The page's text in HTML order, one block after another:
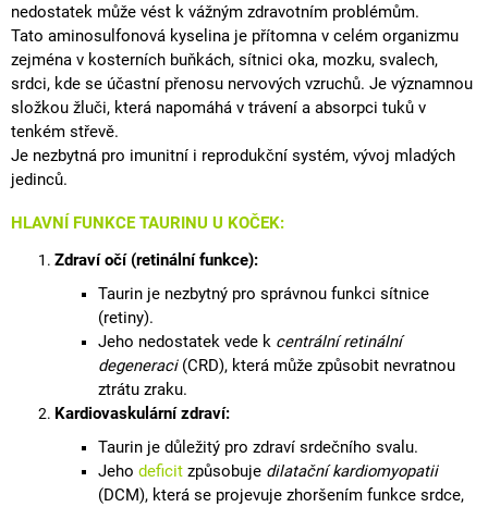
nedostatek může vést k vážným zdravotním problémům.
Tato aminosulfonová kyselina je přítomna v celém organizmu
zejména v kosterních buňkách, sítnici oka, mozku, svalech,
srdci, kde se účastní přenosu nervových vzruchů. Je významnou
složkou žluči, která napomáhá v trávení a absorpci tuků v
tenkém střevě.
Je nezbytná pro imunitní i reprodukční systém, vývoj mladých
jedinců.
HLAVNÍ FUNKCE TAURINU U KOČEK:
Zdraví očí (retinální funkce):
Taurin je nezbytný pro správnou funkci sítnice
(retiny).
Jeho nedostatek vede k centrální retinální
degeneraci(CRD), která může způsobit nevratnou
ztrátu zraku.
Kardiovaskulárnízdraví:
Taurin je důležitý pro zdraví srdečního svalu.
Jeho deficit způsobuje dilatační kardiomyopatii
(DCM), která se projevuje zhoršením funkce srdce,